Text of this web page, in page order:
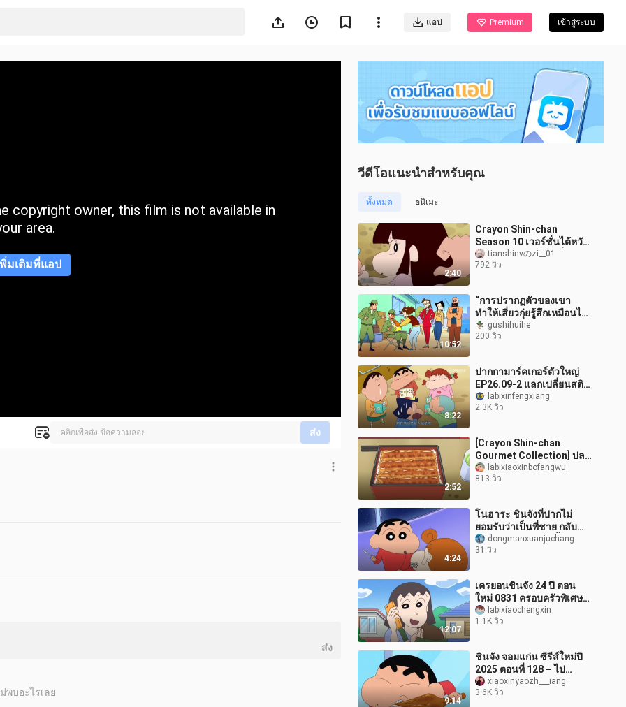
แอป Premium เข้าสู่ระบบ
copyright owner, this film is not available in
area.
มเติมที่แอป
ส่ง
วีดีโอแนะนำสำหรับคุณ
ทั้งหมด อนิเมะ
2:40
Crayon Shin-chan
Season 10 เวอร์ชั่นไต้หวัน
149 รักน้อย vs รักเครื่องจักร
(3/3)
tianshinvのzi__01
792 วิว
10:52
“การปรากฏตัวของเขา
ทำให้เสี่ยวกุ่ยรู้สึกเหมือนได้
เห็นแสงแดดในชีวิตของเธอ
หัวใจของเธอเต็มไปด้วย
gushihuihe
200 วิว
8:22
ปากกามาร์คเกอร์ตัวใหญ่
EP26.09-2 แลกเปลี่ยนสติก
เกอร์ 260307
labixinfengxiang
2.3K วิว
2:52
[Crayon Shin-chan
Gourmet Collection] ปลา
ไหลย่างจูปุ, ปลาไหลย่าง
ขาว, พริกหยวก, ไทยากิ
labixiaoxinbofangwu
813 วิว
4:24
โนฮาระ ชินจังที่ปากไม่
ยอมรับว่าเป็นพี่ชาย กลับ
มอบความอ่อนโยนทั้งหมด
ให้กับโคอิจัง
dongmanxuanjuchang
31 วิว
12:07
เครยอนชินจัง 24 ปี ตอน
ใหม่ 0831 ครอบครัวพิเศษ
ตอนที่ 2labixiaochengxin
1.1K วิว
9:14
ชินจัง จอมแก่น ซีรีส์ใหม่ปี
2025 ตอนที่ 128 – ไป
รบกวนบ้านคุณครูโยชินา
งะ!
xiaoxinyaozh___iang
3.6K วิว
ส่ง
พบอะไรเลย